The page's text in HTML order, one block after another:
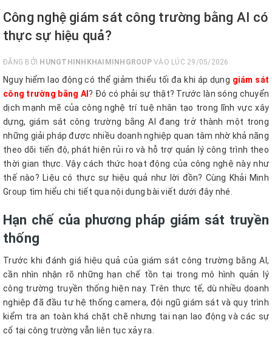
Công nghệ giám sát công trường bằng AI có
thực sự hiệu quả?
ĐĂNG BỞI HUNGTHINHKHAIMINHGROUPVÀO LÚC 29/05/2026
Nguy hiểm lao động có thể giảm thiểu tối đa khi áp dụng giám sát
công trường bằng AI ? Đó có phải sự thật? Trước làn sóng chuyển
dịch mạnh mẽ của công nghệ trí tuệ nhân tạo trong lĩnh vực xây
dựng, giám sát công trường bằng AI đang trở thành một trong
những giải pháp được nhiều doanh nghiệp quan tâm nhờ khả năng
theo dõi tiến độ, phát hiện rủi ro và hỗ trợ quản lý công trình theo
thời gian thực. Vậy cách thức hoạt động của công nghệ này như
thế nào? Liệu có thực sự hiệu quả như lời đồn? Cùng Khải Minh
Group tìm hiểu chi tiết qua nội dung bài viết dưới đây nhé.
Hạn chế của phương pháp giám sát truyền
thống
Trước khi đánh giá hiệu quả của giám sát công trường bằng AI,
cần nhìn nhận rõ những hạn chế tồn tại trong mô hình quản lý
công trường truyền thống hiện nay. Trên thực tế, dù nhiều doanh
nghiệp đã đầu tư hệ thống camera, đội ngũ giám sát và quy trình
kiểm tra an toàn khá chặt chẽ nhưng tai nạn lao động và các sự
cố tại công trường vẫn liên tục xảy ra.